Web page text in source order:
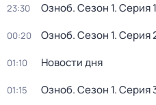
23:30 Озноб. Сезон 1. Серия
00:20 Озноб. Сезон 1. Серия
01:10 Новости дня
01:15 Озноб. Сезон 1. Серия